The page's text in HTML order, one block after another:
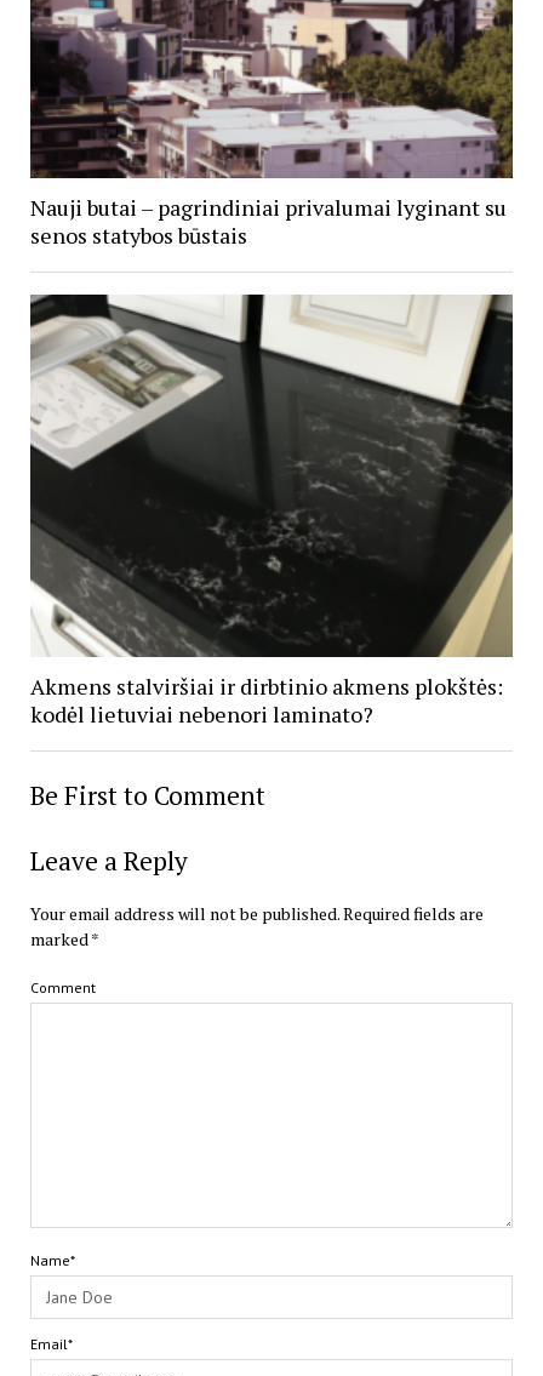
Nauji butai – pagrindiniai privalumai lyginant su
senos statybos būstais
Akmens stalviršiai ir dirbtinio akmens plokštės:
kodėl lietuviai nebenori laminato?
Be First to Comment
Leave a Reply
Your email address will not be published.Required fields are
marked*
Comment
Name*
Email*